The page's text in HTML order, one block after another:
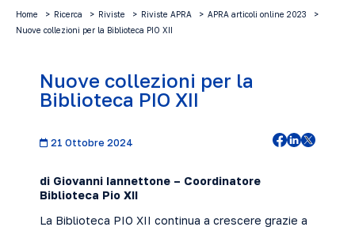
Home Ricerca Riviste Riviste APRA
APRA articoli online 2023
Nuove collezioni per la Biblioteca PIO XII
Nuove collezioni per la
Biblioteca PIO XII
21 Ottobre 2024
di Giovanni Iannettone – Coordinatore
Biblioteca Pio XII
La Biblioteca PIO XII continua a crescere grazie a